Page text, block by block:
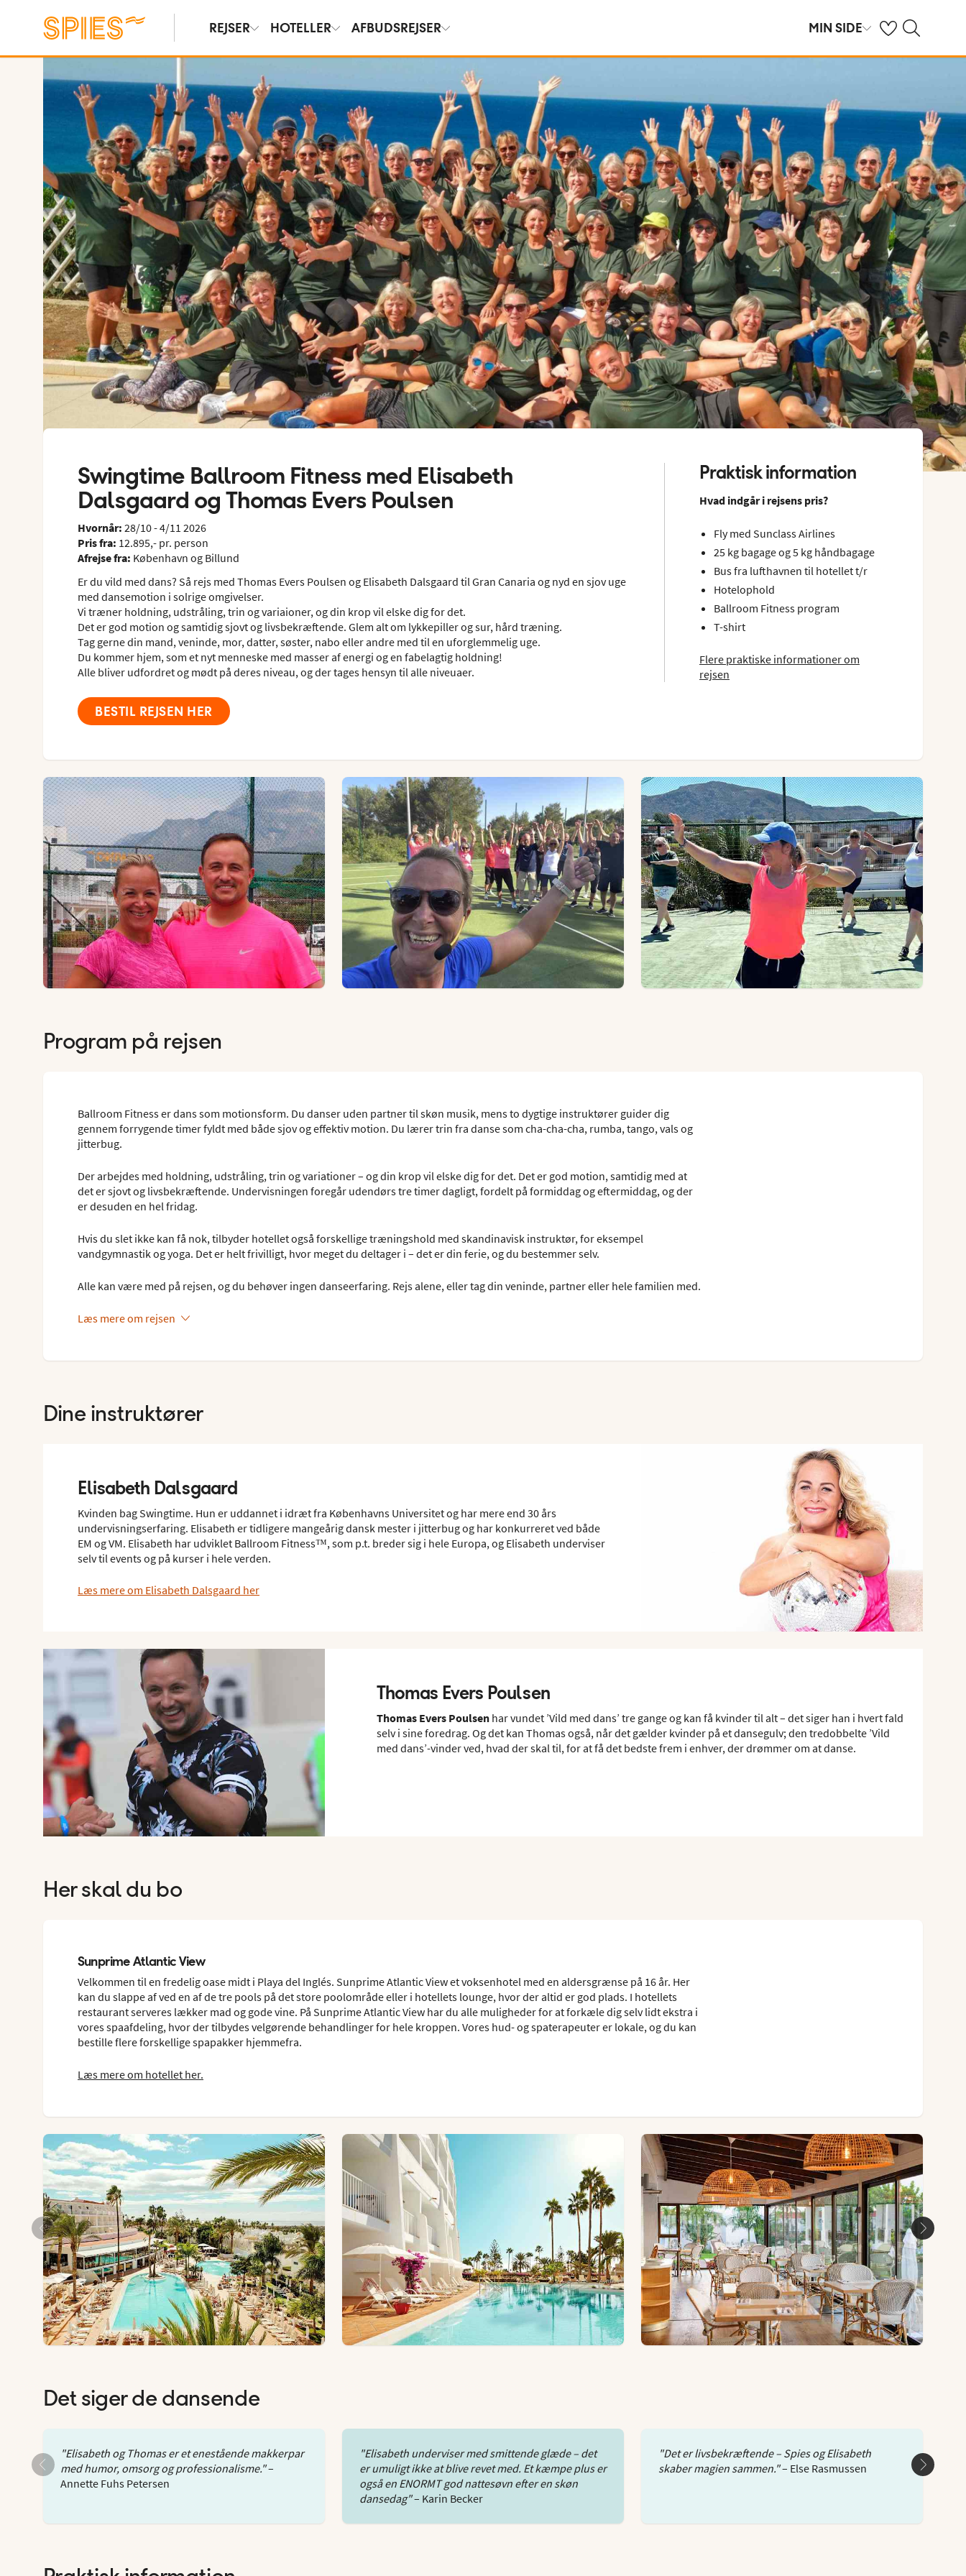
REJSER HOTELLER AFBUDSREJSER MIN SIDE Se dine gemte
Søg på spies.dk
Swingtime Ballroom Fitness med Elisabeth
Dalsgaard og Thomas Evers Poulsen
Hvornår: 28/10 - 4/11 2026
Pris fra: 12.895,- pr. person
Afrejse fra: København og Billund
Er du vild med dans? Så rejs med Thomas Evers Poulsen og Elisabeth Dalsgaard til Gran Canaria og nyd en sjov uge
med dansemotion i solrige omgivelser.
Vi træner holdning, udstråling, trin og variaioner, og din krop vil elske dig for det.
Det er god motion og samtidig sjovt og livsbekræftende. Glem alt om lykkepiller og sur, hård træning.
Tag gerne din mand, veninde, mor, datter, søster, nabo eller andre med til en uforglemmelig uge.
Du kommer hjem, som et nyt menneske med masser af energi og en fabelagtig holdning!
Alle bliver udfordret og mødt på deres niveau, og der tages hensyn til alle niveuaer.
BESTIL REJSEN HER
Praktisk information
Hvad indgår i rejsens pris?
Fly med Sunclass Airlines
25 kg bagage og 5 kg håndbagage
Bus fra lufthavnen til hotellet t/r
Hotelophold
Ballroom Fitness program
T-shirt
Flere praktiske informationer om
rejsen
Program på rejsen
Ballroom Fitness er dans som motionsform. Du danser uden partner til skøn musik, mens to dygtige instruktører guider dig
gennem forrygende timer fyldt med både sjov og effektiv motion. Du lærer trin fra danse som cha-cha-cha, rumba, tango, vals og
jitterbug.
Der arbejdes med holdning, udstråling, trin og variationer – og din krop vil elske dig for det. Det er god motion, samtidig med at
det er sjovt og livsbekræftende. Undervisningen foregår udendørs tre timer dagligt, fordelt på formiddag og eftermiddag, og der
er desuden en hel fridag.
Hvis du slet ikke kan få nok, tilbyder hotellet også forskellige træningshold med skandinavisk instruktør, for eksempel
vandgymnastik og yoga. Det er helt frivilligt, hvor meget du deltager i – det er din ferie, og du bestemmer selv.
Alle kan være med på rejsen, og du behøver ingen danseerfaring. Rejs alene, eller tag din veninde, partner eller hele familien med.
Læs mere om rejsen
Dine instruktører
Elisabeth Dalsgaard
Kvinden bag Swingtime. Hun er uddannet i idræt fra Københavns Universitet og har mere end 30 års
undervisningserfaring. Elisabeth er tidligere mangeårig dansk mester i jitterbug og har konkurreret ved både
EM og VM. Elisabeth har udviklet Ballroom Fitness™, som p.t. breder sig i hele Europa, og Elisabeth underviser
selv til events og på kurser i hele verden.
Læs mere om Elisabeth Dalsgaard her
Thomas Evers Poulsen
Thomas Evers Poulsen har vundet ’Vild med dans’ tre gange og kan få kvinder til alt – det siger han i hvert fald
selv i sine foredrag. Og det kan Thomas også, når det gælder kvinder på et dansegulv; den tredobbelte ’Vild
med dans’-vinder ved, hvad der skal til, for at få det bedste frem i enhver, der drømmer om at danse.
Her skal du bo
Sunprime Atlantic View
Velkommen til en fredelig oase midt i Playa del Inglés. Sunprime Atlantic View et voksenhotel med en aldersgrænse på 16 år. Her
kan du slappe af ved en af de tre pools på det store poolområde eller i hotellets lounge, hvor der altid er god plads. I hotellets
restaurant serveres lækker mad og gode vine. På Sunprime Atlantic View har du alle muligheder for at forkæle dig selv lidt ekstra i
vores spaafdeling, hvor der tilbydes velgørende behandlinger for hele kroppen. Vores hud- og spaterapeuter er lokale, og du kan
bestille flere forskellige spapakker hjemmefra.
Læs mere om hotellet her.
Det siger de dansende
"Elisabeth og Thomas er et enestående makkerpar
med humor, omsorg og professionalisme."–
Annette Fuhs Petersen
"Elisabeth underviser med smittende glæde – det
er umuligt ikke at blive revet med. Et kæmpe plus er
også en ENORMT god nattesøvn efter en skøn
dansedag"– Karin Becker
"Det er livsbekræftende – Spies og Elisabeth
skaber magien sammen."– Else Rasmussen